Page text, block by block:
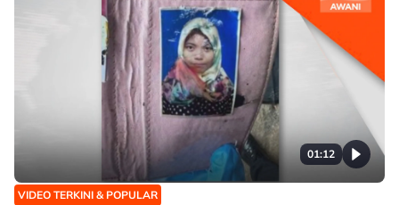
01:12
VIDEO TERKINI & POPULAR